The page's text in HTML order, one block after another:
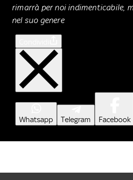
rimarrà per noi indimenticabile,
nel suo genere
Whatsapp Telegram Facebook